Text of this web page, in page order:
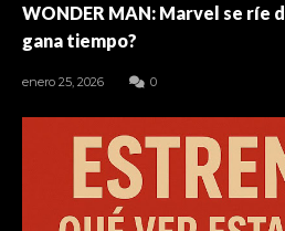
WONDER MAN: Marvel se ríe
gana tiempo?
enero 25, 2026 0